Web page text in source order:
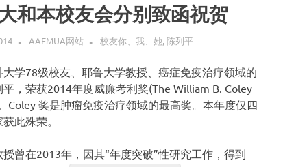
和本校友会分别致函祝贺
AAFMUA网站 校友你、我、她,陈列平
大学78级校友、耶鲁大学教授、癌症免疫治疗领域的
平，荣获2014年度威廉考利奖(The William B. Coley
Coley 奖是肿瘤免疫治疗领域的最高奖。本年度仅四
此殊荣。
授曾在2013年，因其“年度突破”性研究工作，得到